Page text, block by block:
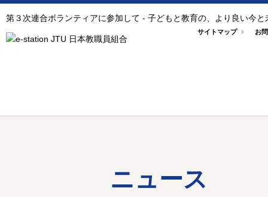
第３次連合ボランティアに参加して - 子どもと教育の、より良い
サイトマップ お
ニュース